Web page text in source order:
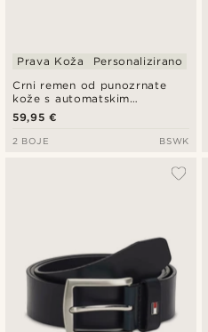
Crni remen od punozrnate
kože s automatskim
kopčanjem
Prava Koža Personalizirano
59,95 €
2 BOJE BSWK